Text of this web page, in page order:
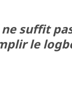
suffit
le